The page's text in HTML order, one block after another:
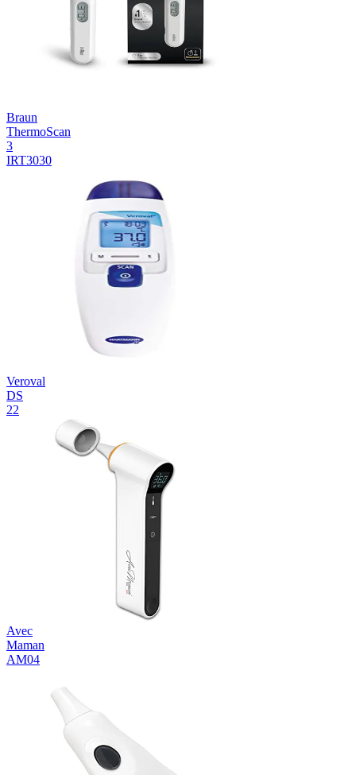
Braun
ThermoScan
3
IRT3030
Veroval
DS
22
Avec
Maman
AM04